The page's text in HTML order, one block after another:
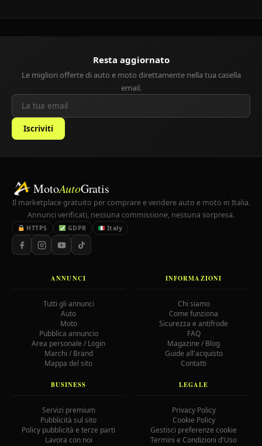
Resta aggiornato
Le migliori offerte di auto e moto direttamente nella tua casella
email.
Iscriviti
MotoAutoGratis
Il marketplace gratuito per comprare e vendere auto e moto in Italia.
Annunci verificati, nessuna commissione, nessuna sorpresa.
HTTPS GDPR Italy
ANNUNCI
Tutti gli annunci
Auto
Moto
Pubblica annuncio
Area personale / Login
Marchi / Brand
Mappa del sito
INFORMAZIONI
Chi siamo
Come funziona
Sicurezza e antifrode
FAQ
Magazine / Blog
Guide all'acquisto
Contatti
BUSINESS
Servizi premium
Pubblicità sul sito
Policy pubblicità e terze parti
Lavora con noi
LEGALE
Privacy Policy
Cookie Policy
Gestisci preferenze cookie
Termini e Condizioni d'Uso